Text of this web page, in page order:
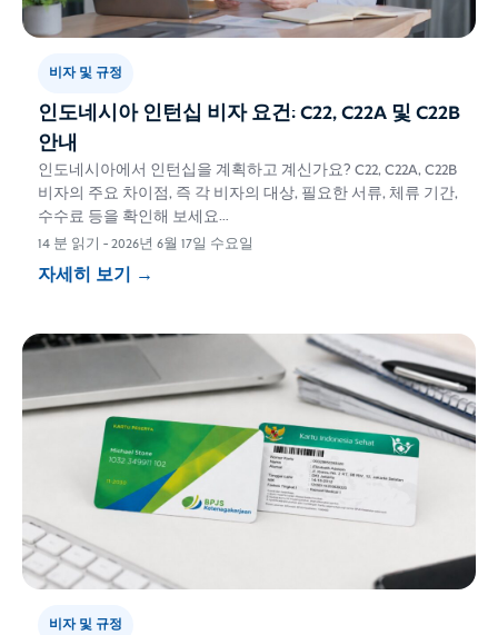
비자 및 규정
인도네시아 인턴십 비자 요건: C22, C22A 및 C22B
안내
인도네시아에서 인턴십을 계획하고 계신가요? C22, C22A, C22B
비자의 주요 차이점, 즉 각 비자의 대상, 필요한 서류, 체류 기간,
수수료 등을 확인해 보세요…
14 분 읽기 -2026년 6월 17일 수요일
자세히 보기 →
비자 및 규정